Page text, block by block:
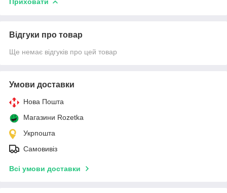
Відгуки про товар
Ще немає відгуків про цей товар
Умови доставки
Нова Пошта
Магазини Rozetka
Укрпошта
Самовивіз
Всі умови доставки